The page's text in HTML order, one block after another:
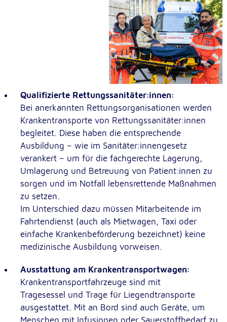
Qualifizierte Rettungssanitäter:innen:
Bei anerkannten Rettungsorganisationen werden
Krankentransporte von Rettungssanitäter:innen
begleitet. Diese haben die entsprechende
Ausbildung – wie im Sanitäter:innengesetz
verankert – um für die fachgerechte Lagerung,
Umlagerung und Betreuung von Patient:innen zu
sorgen und im Notfall lebensrettende Maßnahmen
zu setzen.
Im Unterschied dazu müssen Mitarbeitende im
Fahrtendienst (auch als Mietwagen, Taxi oder
einfache Krankenbeförderung bezeichnet) keine
medizinische Ausbildung vorweisen.
Ausstattung am Krankentransportwagen:
Krankentransportfahrzeuge sind mit
Tragesessel und Trage für Liegendtransporte
ausgestattet. Mit an Bord sind auch Geräte, um
Menschen mit Infusionen oder Sauerstoffbedarf zu
Google Tag Manager
Externe Dienste
Um Inhalte von Videoplattformen und
Kartendiensten anzeigen zu können, werden von
diesen externen Diensten Cookies gesetzt.
YouTube
Anbieter:
Google LLC
Zweck:
Einbinden und Anzeigen von Videos
Google Maps
Name:
NID